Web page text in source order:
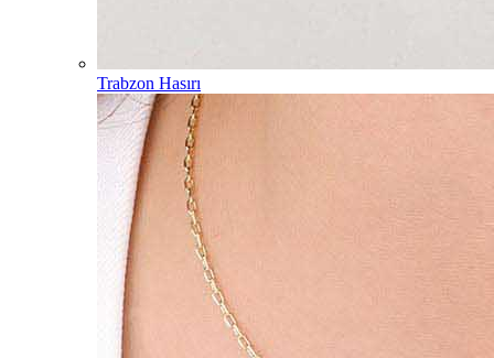
Trabzon Hasırı